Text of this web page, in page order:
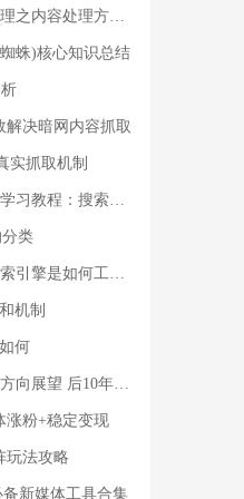
网站优化：搜索引擎原理之内容处理方法攻略
蛛)核心知识总结
解决暗网内容抓取
实抓取机制
大胡笔记搜索引擎优化学习教程：搜索引擎蜘蛛2大抓取策略详解
类
搜索引擎排名机制：搜索引擎是如何工作的？
机制
何
未来10年新型潜力行业方向展望 后10年创业风口赛道
涨粉+稳定变现
玩法攻略
新媒体工具合集